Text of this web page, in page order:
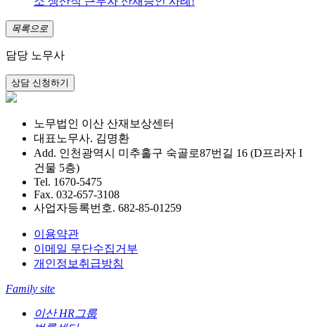
목록으로
담당 노무사
노무법인 이산 산재보상센터
대표노무사. 김명환
Add. 인천광역시 미추홀구 숙골로87번길 16 (D프라자 I
건물 5층)
Tel. 1670-5475
Fax. 032-657-3108
사업자등록번호. 682-85-01259
이용약관
이메일 무단수집거부
개인정보취급방침
Family site
이산 HR그룹